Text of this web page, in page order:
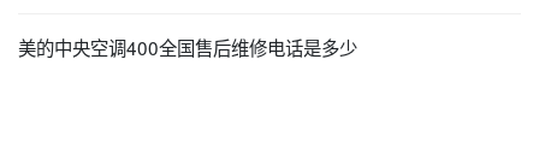
美的中央空调400全国售后维修电话是多少